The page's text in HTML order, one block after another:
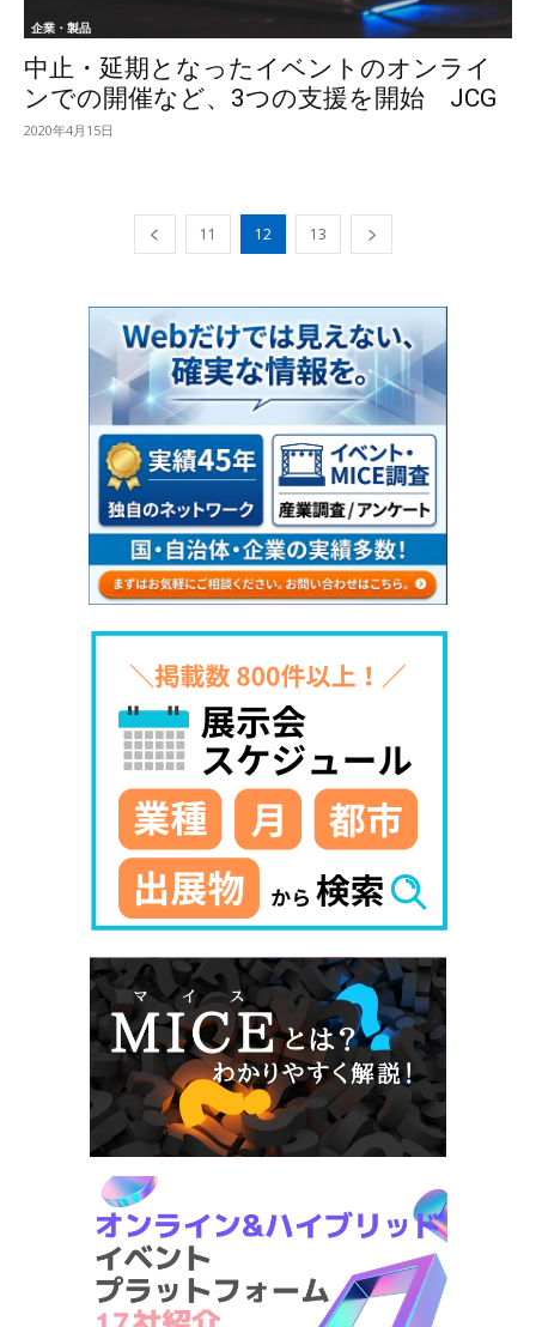
企業・製品
中止・延期となったイベントのオンライ
ンでの開催など、3つの支援を開始 JCG
2020年4月15日
11 12 13